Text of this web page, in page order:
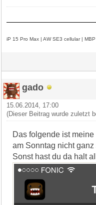
iP 15 Pro Max | AW SE3 cellular |
gado
15.06.2014, 17:00
(Dieser Beitrag wurde zuletzt
Das folgende ist
am Sonntag nicht
Sonst hast du da halt